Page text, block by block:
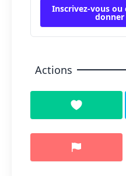
Inscrivez-vous ou
Actions